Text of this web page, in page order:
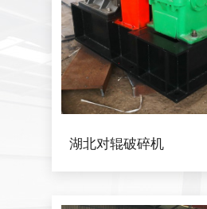
湖北对辊破碎机